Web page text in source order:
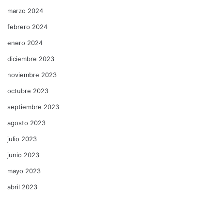
marzo 2024
febrero 2024
enero 2024
diciembre 2023
noviembre 2023
octubre 2023
septiembre 2023
agosto 2023
julio 2023
junio 2023
mayo 2023
abril 2023